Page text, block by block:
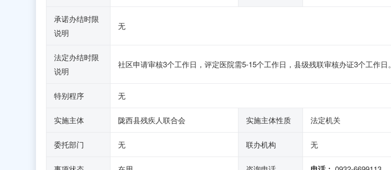
承诺办结时限
说明
无
法定办结时限
说明
社区申请审核3个工作日，评定医院需5-15个工作日，县级残联审核办证3个工作日。
特别程序 无
实施主体 陇西县残疾人联合会 实施主体性质 法定机关
委托部门 无 联办机构 无